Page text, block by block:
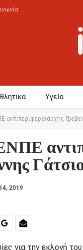
Υγεία
2019
για την εκλογή